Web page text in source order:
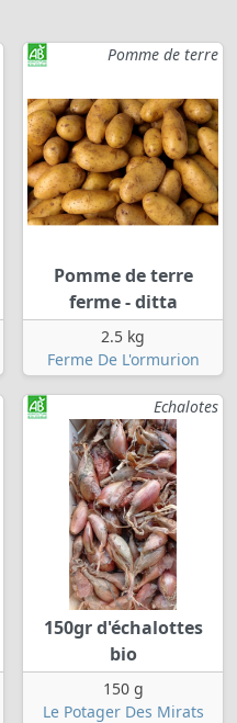
Pomme de terre
Pomme de terre
ferme - ditta
2.5 kg
Ferme De L'ormurion
Echalotes
150gr d'échalottes
bio
150 g
Le Potager Des Mirats